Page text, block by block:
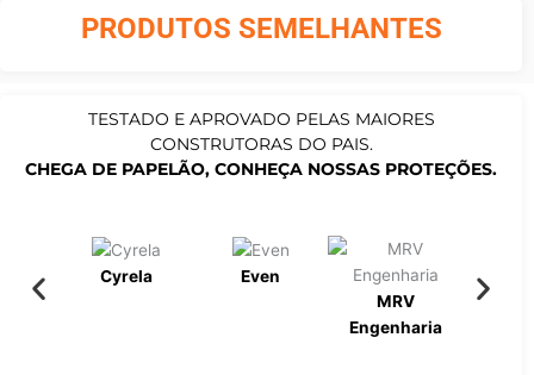
PRODUTOS SEMELHANTES
TESTADO E APROVADO PELAS MAIORES
CONSTRUTORAS DO PAIS.
CHEGA DE PAPELÃO, CONHEÇA NOSSAS PROTEÇÕES.
Cyrela
Even
MRV
Engenharia